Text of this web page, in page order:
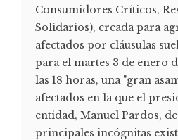
Consumidores Críticos,
Solidarios), creada para
afectados por cláusulas
para el martes 3 de enero
las 18 horas, una "gran
afectados en la que el
entidad, Manuel Pardos,
principales incógnitas